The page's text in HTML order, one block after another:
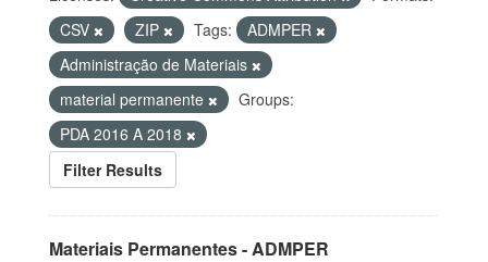
CSV
ZIP Tags:
ADMPER
Administração de Materiais
material permanente
Groups:
PDA 2016 A 2018
Filter Results
Materiais Permanentes - ADMPER